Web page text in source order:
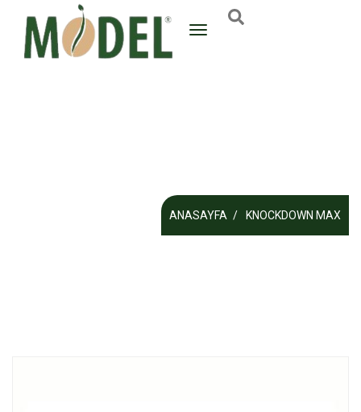
ANASAYFA KNOCKDOWN MAX